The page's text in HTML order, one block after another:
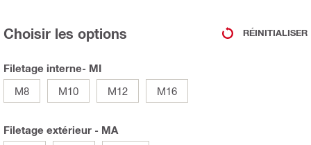
Choisir les options RÉINITIALISER
Filetage interne- MI
M8
M10 M12 M16
Filetage extérieur - MA